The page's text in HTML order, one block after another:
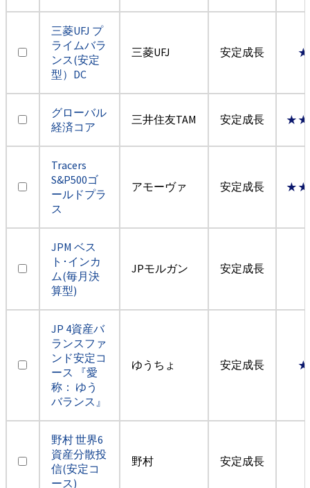
三菱UFJ プ
ライムバラ
ンス(安定
型）DC
三菱UFJ 安定成長
グローバル
経済コア
三井住友TAM 安定成長
Tracers
S&P500ゴ
ールドプラ
ス
アモーヴァ 安定成長
JPM ベス
ト･インカ
ム(毎月決
算型)
JPモルガン 安定成長
JP 4資産バ
ランスファ
ンド安定コ
ース 『愛
称： ゆう
バランス』
ゆうちょ 安定成長
野村 世界6
資産分散投
信(安定コ
ース)
野村 安定成長